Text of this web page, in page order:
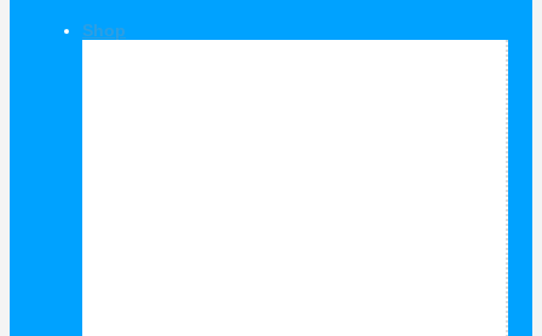
Shop